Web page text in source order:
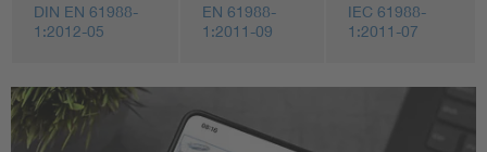
DIN EN 61988-
1:2012-05
EN 61988-
1:2011-09
IEC 61988-
1:2011-07